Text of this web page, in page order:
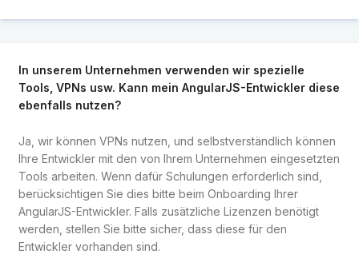
In unserem Unternehmen verwenden wir spezielle
Tools, VPNs usw. Kann mein AngularJS-Entwickler diese
ebenfalls nutzen?
Ja, wir können VPNs nutzen, und selbstverständlich können
Ihre Entwickler mit den von Ihrem Unternehmen eingesetzten
Tools arbeiten. Wenn dafür Schulungen erforderlich sind,
berücksichtigen Sie dies bitte beim Onboarding Ihrer
AngularJS-Entwickler. Falls zusätzliche Lizenzen benötigt
werden, stellen Sie bitte sicher, dass diese für den
Entwickler vorhanden sind.